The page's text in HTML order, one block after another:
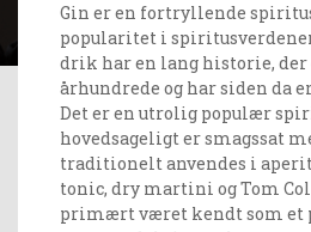
Gin er en fortryllende
popularitet i
drik har en lang historie, der
århundrede og har siden da
Det er en utrolig populær
hovedsageligt er smagssat
traditionelt anvendes i
tonic, dry martini og Tom
primært været kendt som et